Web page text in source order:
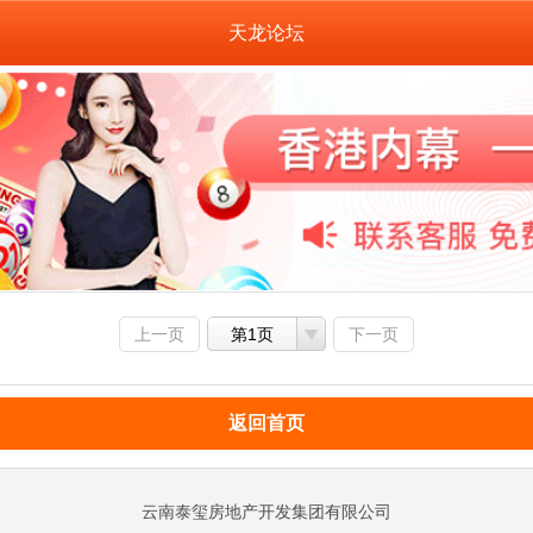
天龙论坛
上一页 第1页 下一页
返回首页
云南泰玺房地产开发集团有限公司